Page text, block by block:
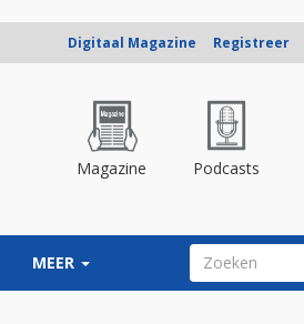
Digitaal Magazine Registreer
Magazine Podcasts
MEER ZOEKVELD